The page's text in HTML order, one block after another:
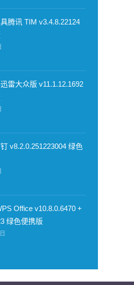
腾讯 TIM v3.4.8.22124
雷大众版 v11.1.12.1692
v8.2.0.251223004 绿色
Office v10.8.0.6470 +
绿色便携版